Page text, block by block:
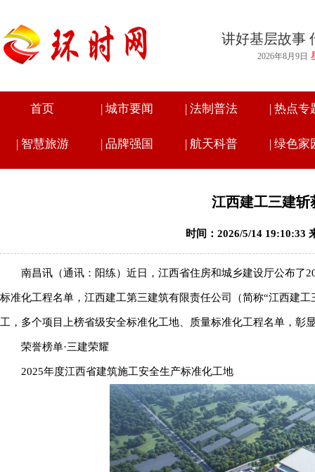
讲好基层故事
2026年8月9日
首页 | 城市要闻 | 法制普法 | 热点专
| 智慧旅游 | 品牌强国 | 航天科普 | 绿色家
江西建工三建斩
时间：2026/5/14 19:10:33
南昌讯（通讯：阳练）近日，江西省住房和城乡建设厅公布了
标准化工程名单，江西建工第三建筑有限责任公司（简称“江西建
工，多个项目上榜省级安全标准化工地、质量标准化工程名单，彰
荣誉榜单·三建荣耀
2025年度江西省建筑施工安全生产标准化工地